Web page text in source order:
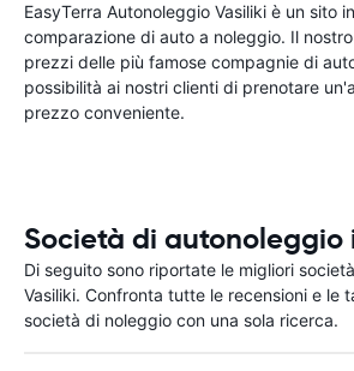
EasyTerra Autonoleggio Vasiliki è un sito
comparazione di auto a noleggio. Il
prezzi delle più famose compagnie di
possibilità ai nostri clienti di prenotare
prezzo conveniente.
Società di autonoleggio
Di seguito sono riportate le migliori
Vasiliki. Confronta tutte le recensioni e le
società di noleggio con una sola ricerca.